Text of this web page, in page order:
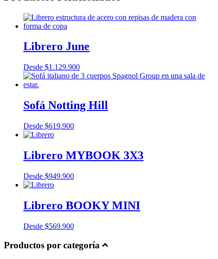
Librero June
Desde $1.129.900
Sofá Notting Hill
Desde $619.900
Librero MYBOOK 3X3
Desde $949.900
Librero BOOKY MINI
Desde $569.900
Productos por categoría